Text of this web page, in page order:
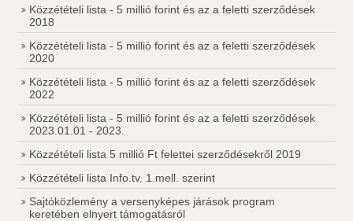
Közzétételi lista - 5 millió forint és az a feletti szerződések
2018
Közzétételi lista - 5 millió forint és az a feletti szerződések
2020
Közzétételi lista - 5 millió forint és az a feletti szerződések
2022
Közzétételi lista - 5 millió forint és az a feletti szerződések
2023.01.01 - 2023.
Közzétételi lista 5 millió Ft felettei szerződésekről 2019
Közzétételi lista Info.tv. 1.mell. szerint
Sajtóközlemény a versenyképes járások program
keretében elnyert támogatásról